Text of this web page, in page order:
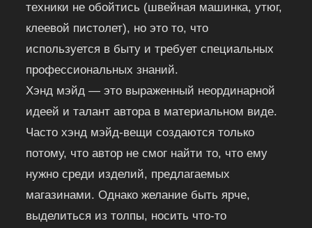
техники не обойтись (швейная машинка, утюг,
клеевой пистолет), но это то, что
используется в быту и требует специальных
профессиональных знаний.
Хэнд мэйд — это выраженный неординарной
идеей и талант автора в материальном виде.
Часто хэнд мэйд-вещи создаются только
потому, что автор не смог найти то, что ему
нужно среди изделий, предлагаемых
магазинами. Однако желание быть ярче,
выделиться из толпы, носить что-то